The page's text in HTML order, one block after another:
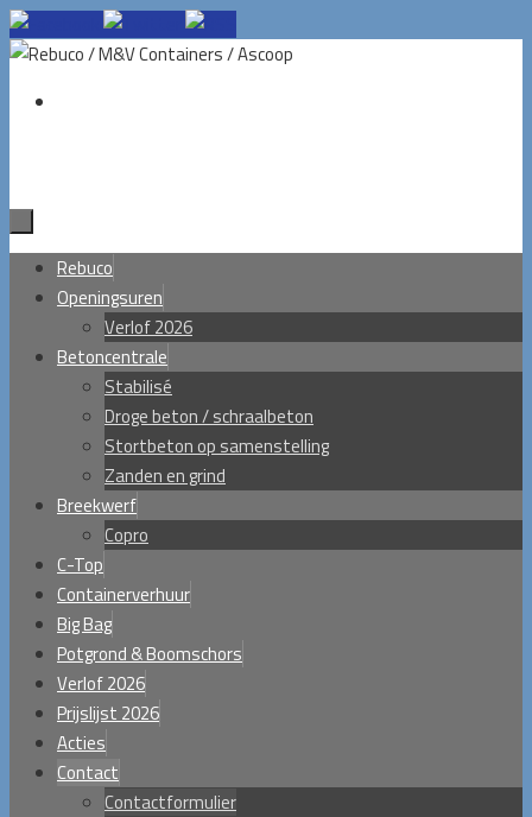
Ga
naar
inhoud
naar
inhoud
Rebuco
Openingsuren
Verlof 2026
Betoncentrale
Stabilisé
Droge beton / schraalbeton
Stortbeton op samenstelling
Zanden en grind
Breekwerf
Copro
C-Top
Containerverhuur
Big Bag
Potgrond & Boomschors
Verlof 2026
Prijslijst 2026
Acties
Contact
Contactformulier